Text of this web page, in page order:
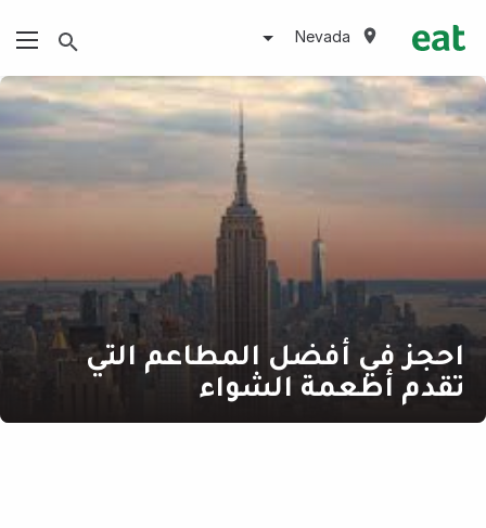
Nevada
احجز في أفضل المطاعم التي
تقدم أطعمة الشواء